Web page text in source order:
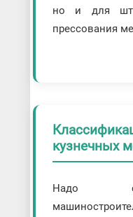
но и для
прессования
кузнечных
Надо